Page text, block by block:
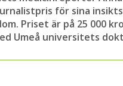
för sina
Priset är på 25 000
Umeå universitets